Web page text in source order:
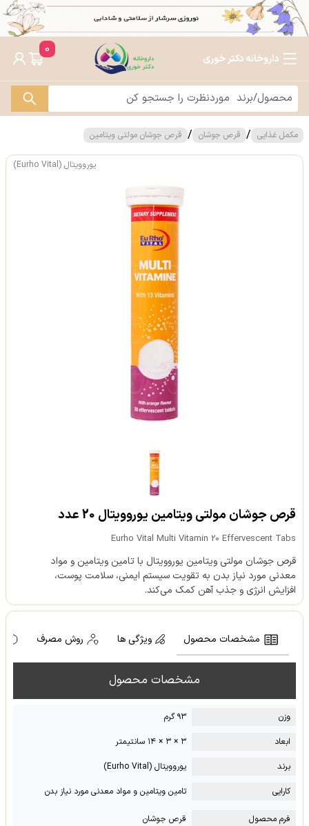
داروخانه دکتر خوری
0
مکمل غذایی / قرص جوشان / قرص جوشان مولتی ویتامین
یوروویتال (Eurho Vital)
قرص جوشان مولتی ویتامین یوروویتال 20 عدد
Eurho Vital Multi Vitamin 20 Effervescent Tabs
قرص جوشان مولتی ویتامین یوروویتال با تامین ویتامین و مواد
معدنی مورد نیاز بدن به تقویت سیستم ایمنی، سلامت پوست،
افزایش انرژی و جذب آهن کمک می‌کند.
مشخصات محصول ویژگی ها روش مصرف
مشخصات محصول
وزن
۹۳ گرم
ابعاد
۳ × ۳ × ۱۴ سانتیمتر
برند
یوروویتال (Eurho Vital)
کارایی
تامین ویتامین و مواد معدنی مورد نیاز بدن
فرم محصول
قرص جوشان